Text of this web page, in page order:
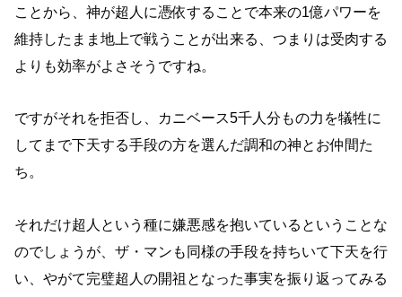
ことから、神が超人に憑依することで本来の1億パワーを
維持したまま地上で戦うことが出来る、つまりは受肉する
よりも効率がよさそうですね。
ですがそれを拒否し、カニベース5千人分もの力を犠牲に
してまで下天する手段の方を選んだ調和の神とお仲間た
ち。
それだけ超人という種に嫌悪感を抱いているということな
のでしょうが、ザ・マンも同様の手段を持ちいて下天を行
い、やがて完璧超人の開祖となった事実を振り返ってみる